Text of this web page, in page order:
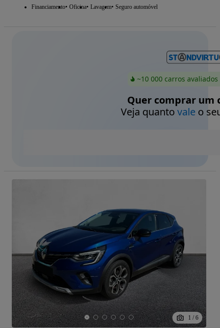
Financiamento Oficina Lavagem Seguro automóvel
~10 000 carros
Quer comprar um
Veja quanto valeo
1 / 6